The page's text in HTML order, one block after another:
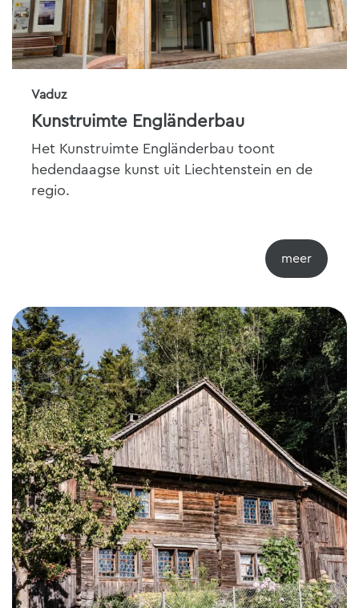
Vaduz
Kunstruimte Engländerbau
Het Kunstruimte Engländerbau toont
hedendaagse kunst uit Liechtenstein en de
regio.